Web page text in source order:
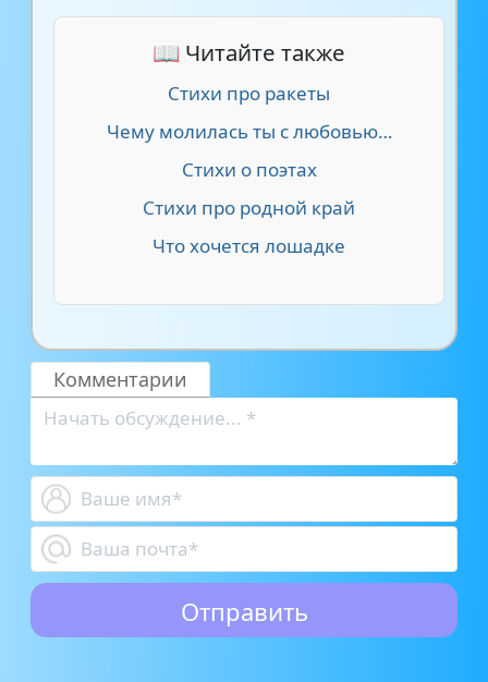
📖 Читайте также
Стихи про ракеты
Чему молилась ты с любовью…
Стихи о поэтах
Стихи про родной край
Что хочется лошадке
Комментарии